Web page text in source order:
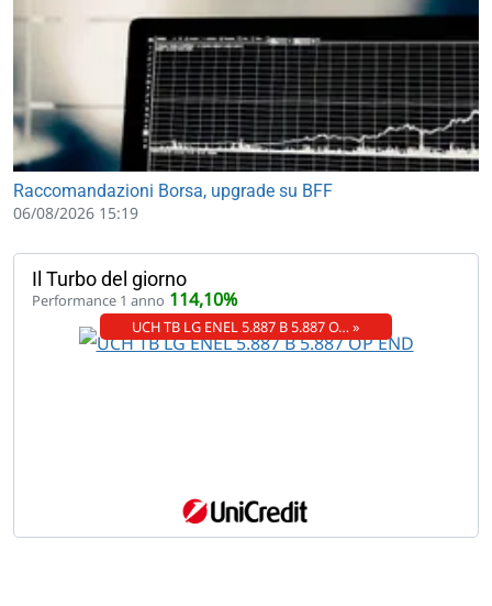
Raccomandazioni Borsa, upgrade su BFF
06/08/2026 15:19
Il Turbo del giorno
Performance 1 anno 114,10%
UCH TB LG ENEL 5.887 B 5.887 O… »